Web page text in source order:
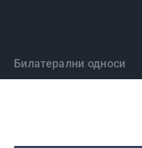
Државе
Билатерални односи